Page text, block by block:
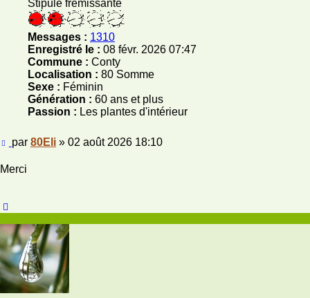
Stipule frémissante
Messages : 1310
Enregistré le : 08 févr. 2026 07:47
Commune : Conty
Localisation : 80 Somme
Sexe : Féminin
Génération : 60 ans et plus
Passion : Les plantes d'intérieur
Message
par 80Eli» 02 août 2026 18:10
Merci